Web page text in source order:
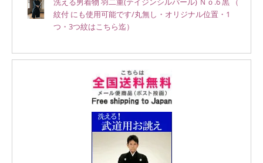
紋付 にも使用可能です/丸無し・オリジナル位置・1
つ・3つ紋はこちら迄）